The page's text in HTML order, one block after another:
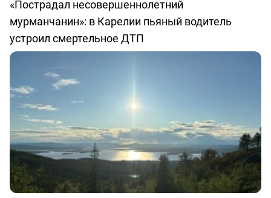
«Пострадал несовершеннолетний
мурманчанин»: в Карелии пьяный водитель
устроил смертельное ДТП